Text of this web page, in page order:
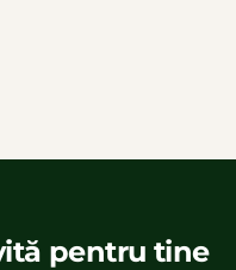
pentru tine